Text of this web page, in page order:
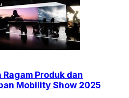
Produk dan
Mobility Show 2025